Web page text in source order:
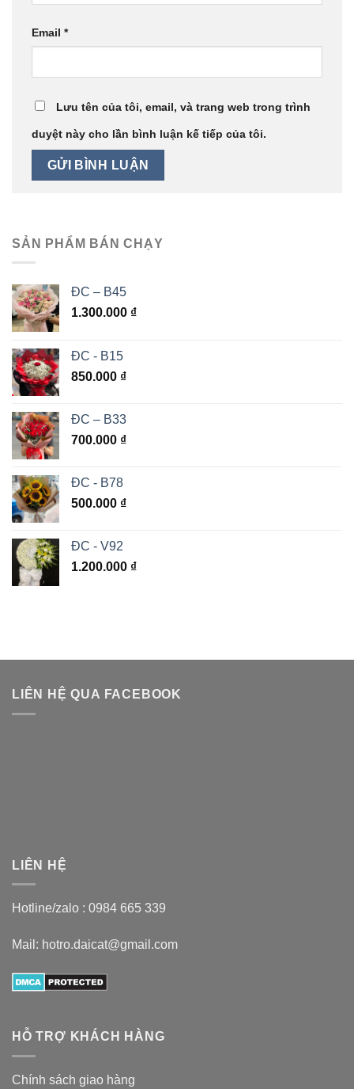
Email *
Lưu tên của tôi, email, và trang web trong trình
duyệt này cho lần bình luận kế tiếp của tôi.
SẢN PHẨM BÁN CHẠY
ĐC – B45
1.300.000 ₫
ĐC - B15
850.000 ₫
ĐC – B33
700.000 ₫
ĐC - B78
500.000 ₫
ĐC - V92
1.200.000 ₫
LIÊN HỆ QUA FACEBOOK
LIÊN HỆ
Hotline/zalo : 0984 665 339
Mail: hotro.daicat@gmail.com
HỖ TRỢ KHÁCH HÀNG
Chính sách giao hàng